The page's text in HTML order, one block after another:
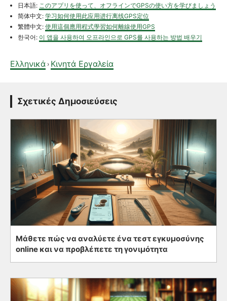
日本語: このアプリを使って、オフラインでGPSの使い方を学びましょう
简体中文: 学习如何使用此应用进行离线GPS定位
繁體中文: 使用這個應用程式學習如何離線使用GPS
한국어: 이 앱을 사용하여 오프라인으로 GPS를 사용하는 방법 배우기
Ελληνικά › Κινητά Εργαλεία
Σχετικές Δημοσιεύσεις
Μάθετε πώς να αναλύετε ένα τεστ εγκυμοσύνης
online και να προβλέπετε τη γονιμότητα